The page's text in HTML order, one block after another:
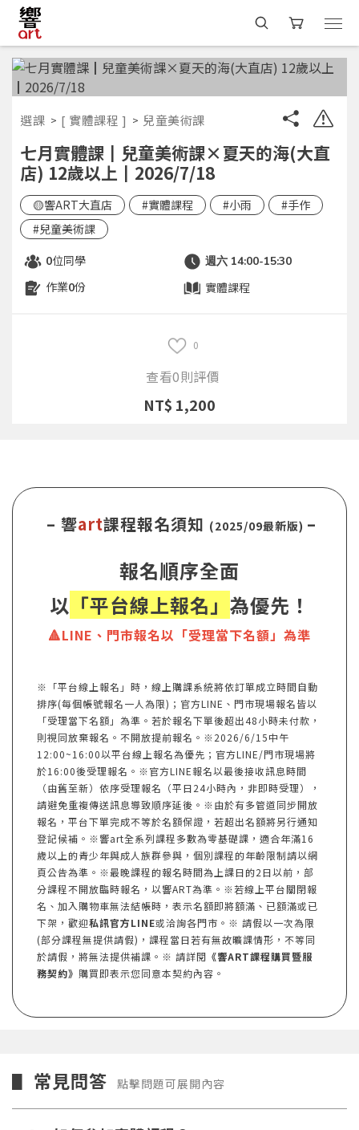
選課 [ 實體課程 ] 兒童美術課
七月實體課┃兒童美術課×夏天的海(大直
店) 12歲以上┃2026/7/18
🟡響ART大直店 #實體課程 #小雨
#手作
#兒童美術課
0位同學 週六 14:00-15:30
作業0份 實體課程
0
查看0則評價
NT$ 1,200
– 響art課程報名須知 (2025/09最新版) –
報名順序全面
以 「平台線上報名」 為優先！
🔺LINE、門市報名以「受理當下名額」為準
※「平台線上報名」時，線上購課系統將依訂單成立時間自動
排序(每個帳號報名一人為限)；官方LINE、門市現場報名皆以
「受理當下名額」為準。若於報名下單後超出48小時未付款，
則視同放棄報名。不開放提前報名。※2026/6/15中午
12:00~16:00以平台線上報名為優先；官方LINE/門市現場將
於16:00後受理報名。※官方LINE報名以最後接收訊息時間
（由舊至新）依序受理報名（平日24小時內，非即時受理），
請避免重複傳送訊息導致順序延後。※由於有多管道同步開放
報名，平台下單完成不等於名額保證，若超出名額將另行通知
登記候補。※響art全系列課程多數為零基礎課，適合年滿16
歲以上的青少年與成人族群參與，個別課程的年齡限制請以網
頁公告為準。※最晚課程的報名時間為上課日的2日以前，部
分課程不開放臨時報名，以響ART為準。※若線上平台關閉報
名、加入購物車無法結帳時，表示名額即將額滿、已額滿或已
下架，歡迎私訊官方LINE或洽詢各門市。※ 請假以一次為限
(部分課程無提供請假)，課程當日若有無故曠課情形，不等同
於請假，將無法提供補課。※ 請詳閱 《響ART課程購買暨服
務契約》 購買即表示您同意本契約內容。
▋ 常見問答 點擊問題可展開內容